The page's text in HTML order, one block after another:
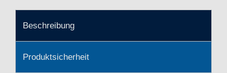
Beschreibung
Produktsicherheit